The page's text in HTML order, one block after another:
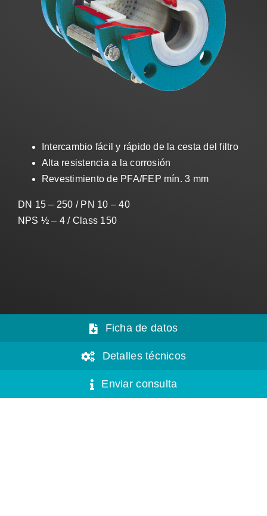
Ventas
Intercambio fácil y rápido de la cesta del filtro
Alta resistencia a la corrosión
Revestimiento de PFA/FEP mín. 3 mm
DN 15 – 250 / PN 10 – 40
NPS ½ – 4 / Class 150
Ficha de datos
Detalles técnicos
Enviar consulta